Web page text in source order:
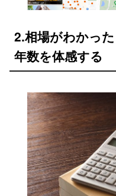
2.相場がわかっ
年数を体感する